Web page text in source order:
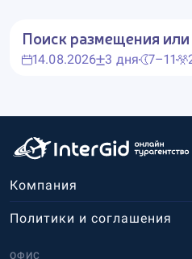
Поиск размещения или
14.08.2026 3 дня 7–11
Компания
ОФИС
Политики и соглашения